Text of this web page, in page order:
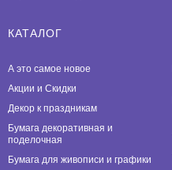
КАТАЛОГ
А это самое новое
Акции и Скидки
Декор к праздникам
Бумага декоративная и
поделочная
Бумага для живописи и графики